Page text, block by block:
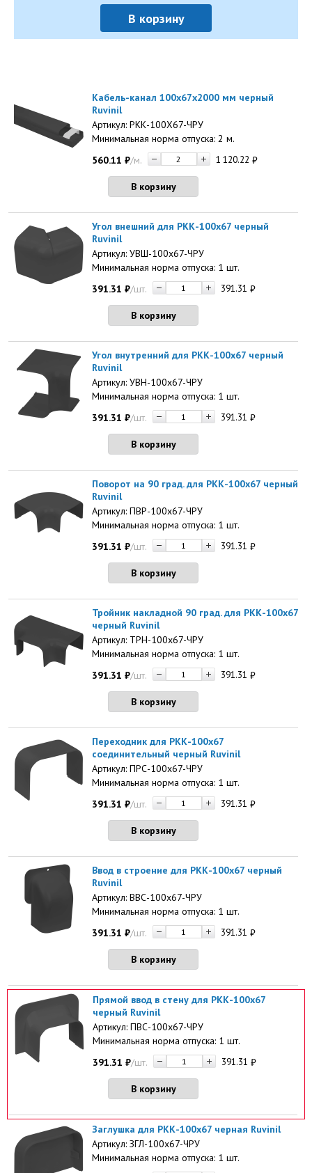
В корзину
Кабель-канал 100х67х2000 мм черный
Ruvinil
Артикул: РКК-100Х67-ЧРУ
Минимальная норма отпуска: 2 м.
560.11 ₽/м. 1 120.22 ₽
В корзину
Угол внешний для РКК-100х67 черный
Ruvinil
Артикул: УВШ-100х67-ЧРУ
Минимальная норма отпуска: 1 шт.
391.31 ₽/шт. 391.31 ₽
В корзину
Угол внутренний для РКК-100х67 черный
Ruvinil
Артикул: УВН-100х67-ЧРУ
Минимальная норма отпуска: 1 шт.
391.31 ₽/шт. 391.31 ₽
В корзину
Поворот на 90 град. для РКК-100х67 черный
Ruvinil
Артикул: ПВР-100х67-ЧРУ
Минимальная норма отпуска: 1 шт.
391.31 ₽/шт. 391.31 ₽
В корзину
Тройник накладной 90 град. для РКК-100х67
черный Ruvinil
Артикул: ТРН-100х67-ЧРУ
Минимальная норма отпуска: 1 шт.
391.31 ₽/шт. 391.31 ₽
В корзину
Переходник для РКК-100х67
соединительный черный Ruvinil
Артикул: ПРС-100х67-ЧРУ
Минимальная норма отпуска: 1 шт.
391.31 ₽/шт. 391.31 ₽
В корзину
Ввод в строение для РКК-100х67 черный
Ruvinil
Артикул: ВВС-100х67-ЧРУ
Минимальная норма отпуска: 1 шт.
391.31 ₽/шт. 391.31 ₽
В корзину
Прямой ввод в стену для РКК-100х67
черный Ruvinil
Артикул: ПВС-100х67-ЧРУ
Минимальная норма отпуска: 1 шт.
391.31 ₽/шт. 391.31 ₽
В корзину
Заглушка для РКК-100х67 черная Ruvinil
Артикул: ЗГЛ-100х67-ЧРУ
Минимальная норма отпуска: 1 шт.